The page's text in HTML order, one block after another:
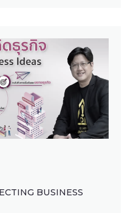
BUSINESS